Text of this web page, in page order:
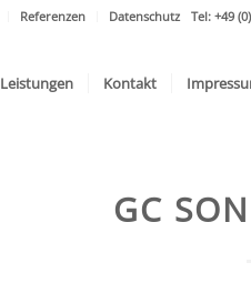
Referenzen Datenschutz Tel: +49
Leistungen Kontakt
GC